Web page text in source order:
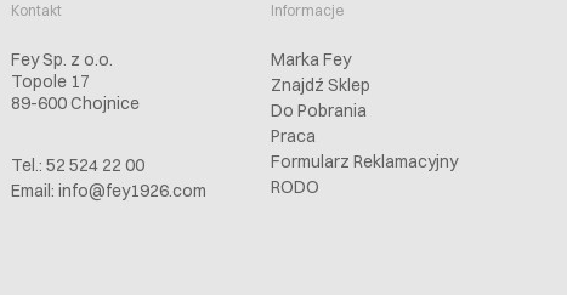
Kontakt
Fey Sp. z o.o.
Topole 17
89-600 Chojnice
Tel.: 52 524 22 00
Email: info@fey1926.com
Informacje
Marka Fey
Znajdź Sklep
Do Pobrania
Praca
Formularz Reklamacyjny
RODO